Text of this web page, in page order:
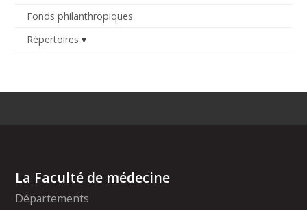
Fonds philanthropiques
Répertoires
La Faculté de médecine
Départements